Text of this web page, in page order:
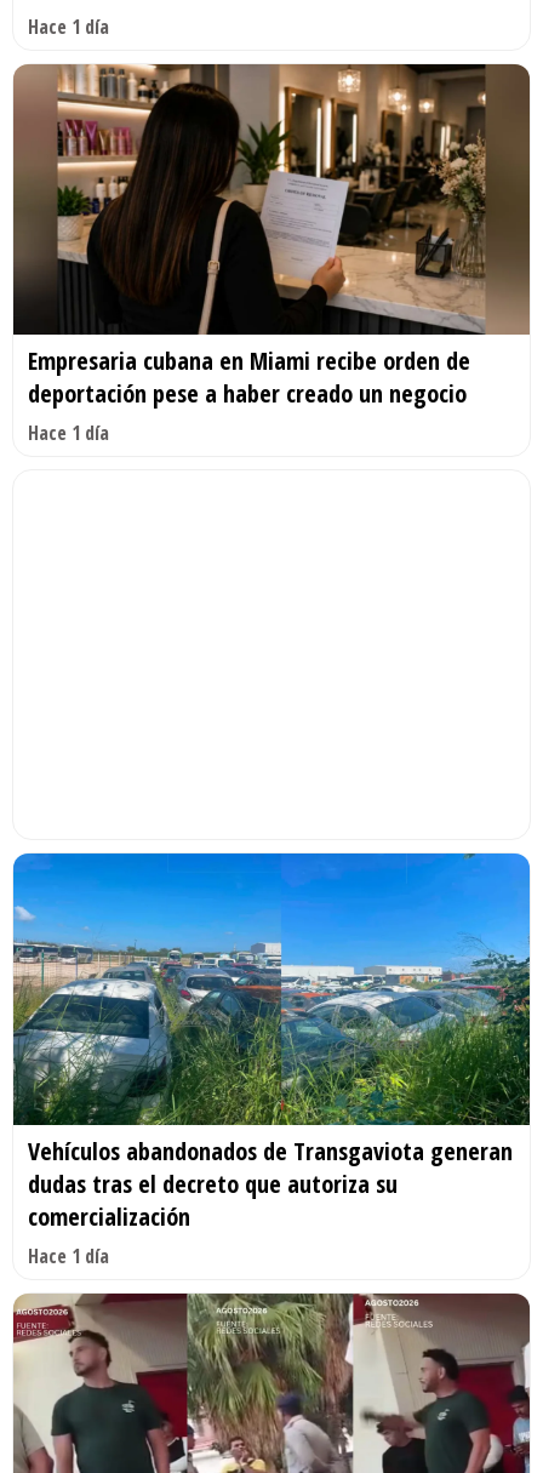
Hace 1 día
Empresaria cubana en Miami recibe orden de
deportación pese a haber creado un negocio
Hace 1 día
Vehículos abandonados de Transgaviota generan
dudas tras el decreto que autoriza su
comercialización
Hace 1 día